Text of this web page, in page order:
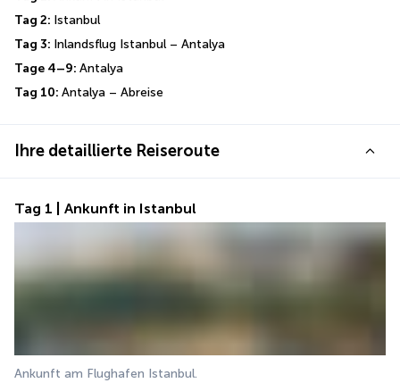
Tag 2: Istanbul
Tag 3: Inlandsflug Istanbul – Antalya
Tage 4–9: Antalya
Tag 10: Antalya – Abreise
Ihre detaillierte Reiseroute
Tag 1 | Ankunft in Istanbul
Ankunft am Flughafen Istanbul.